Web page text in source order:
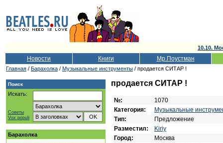
10.10.
Новости Книги Мр.Поустман
Главная / Барахолка / Музыкальные инструменты / продается СИТАР !
Поиск
Искать:
Советы
Vox populi
Барахолка
продается СИТАР !
№:
1070
Категория:
Музыкальные
Тип:
Предложение
Разместил:
Kiriy
Город:
Москва